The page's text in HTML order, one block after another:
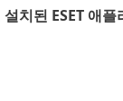
설치된 ESET 애